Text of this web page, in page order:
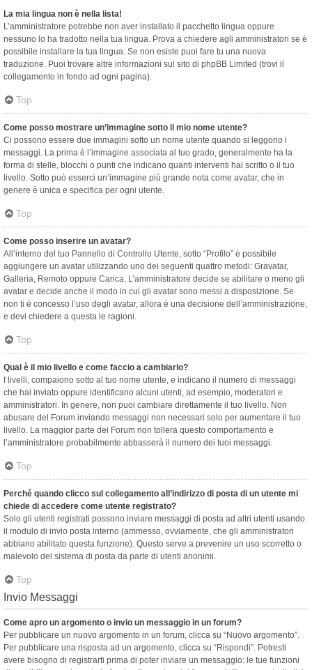
La mia lingua non è nella lista!
L’amministratore potrebbe non aver installato il pacchetto lingua oppure
nessuno lo ha tradotto nella tua lingua. Prova a chiedere agli amministratori se è
possibile installare la tua lingua. Se non esiste puoi fare tu una nuova
traduzione. Puoi trovare altre informazioni sul sito di phpBB Limited (trovi il
collegamento in fondo ad ogni pagina).
Top
Come posso mostrare un’immagine sotto il mio nome utente?
Ci possono essere due immagini sotto un nome utente quando si leggono i
messaggi. La prima è l’immagine associata al tuo grado, generalmente ha la
forma di stelle, blocchi o punti che indicano quanti interventi hai scritto o il tuo
livello. Sotto può esserci un’immagine più grande nota come avatar, che in
genere è unica e specifica per ogni utente.
Top
Come posso inserire un avatar?
All’interno del tuo Pannello di Controllo Utente, sotto “Profilo” è possibile
aggiungere un avatar utilizzando uno dei seguenti quattro metodi: Gravatar,
Galleria, Remoto oppure Carica. L’amministratore decide se abilitare o meno gli
avatar e decide anche il modo in cui gli avatar sono messi a disposizione. Se
non ti è concesso l’uso degli avatar, allora è una decisione dell’amministrazione,
e devi chiedere a questa le ragioni.
Top
Qual è il mio livello e come faccio a cambiarlo?
I livelli, compaiono sotto al tuo nome utente, e indicano il numero di messaggi
che hai inviato oppure identificano alcuni utenti, ad esempio, moderatori e
amministratori. In genere, non puoi cambiare direttamente il tuo livello. Non
abusare del Forum inviando messaggi non necessari solo per aumentare il tuo
livello. La maggior parte dei Forum non tollera questo comportamento e
l’amministratore probabilmente abbasserà il numero dei tuoi messaggi.
Top
Perché quando clicco sul collegamento all’indirizzo di posta di un utente mi
chiede di accedere come utente registrato?
Solo gli utenti registrati possono inviare messaggi di posta ad altri utenti usando
il modulo di invio posta interno (ammesso, ovviamente, che gli amministratori
abbiano abilitato questa funzione). Questo serve a prevenire un uso scorretto o
malevolo del sistema di posta da parte di utenti anonimi.
Top
Invio Messaggi
Come apro un argomento o invio un messaggio in un forum?
Per pubblicare un nuovo argomento in un forum, clicca su “Nuovo argomento”.
Per pubblicare una risposta ad un argomento, clicca su “Rispondi”. Potresti
avere bisogno di registrarti prima di poter inviare un messaggio: le tue funzioni